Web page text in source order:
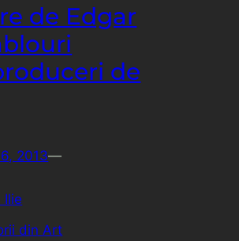
de Edgar
de
2013—
Ilie
din Art